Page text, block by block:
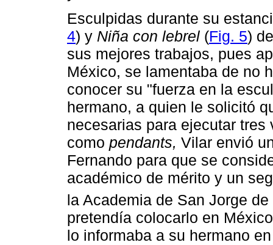
Esculpidas durante su
4) y Niña con lebrel (Fig. 5)
sus mejores trabajos, pues
México, se lamentaba de no
conocer su "fuerza en la
hermano, a quien le solicitó
necesarias para ejecutar
como pendants, Vilar envió
Fernando para que se
académico de mérito y un
la Academia de San Jorge
pretendía colocarlo en
lo informaba a su hermano